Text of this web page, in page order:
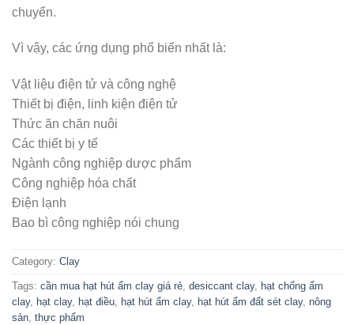
chuyển.
Vì vậy, các ứng dụng phổ biến nhất là:
Vật liệu điện tử và công nghệ
Thiết bị điện, linh kiện điện tử
Thức ăn chăn nuôi
Các thiết bị y tế
Ngành công nghiệp dược phẩm
Công nghiệp hóa chất
Điện lạnh
Bao bì công nghiệp nói chung
Category: Clay
Tags: cần mua hạt hút ẩm clay giá rẻ, desiccant clay, hạt chống ẩm
clay, hạt clay, hạt điều, hạt hút ẩm clay, hạt hút ẩm đất sét clay, nông
sản, thực phẩm